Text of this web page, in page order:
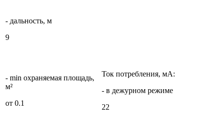
- дальность, м
9
- min охраняемая площадь,
м²
от 0.1
Ток потребления, мА:
- в дежурном режиме
22